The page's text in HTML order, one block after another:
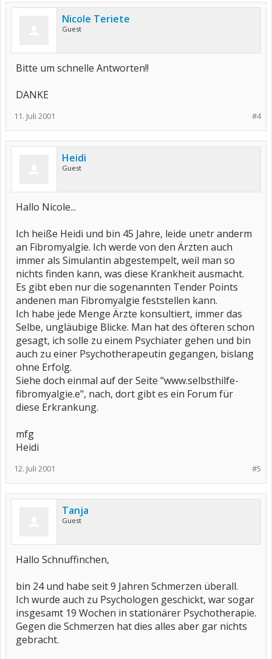
Nicole Teriete
Guest
Bitte um schnelle Antworten!!
DANKE
#4
11. Juli 2001
Heidi
Guest
Hallo Nicole...
Ich heiße Heidi und bin 45 Jahre, leide unetr anderm
an Fibromyalgie. Ich werde von den Ärzten auch
immer als Simulantin abgestempelt, weil man so
nichts finden kann, was diese Krankheit ausmacht.
Es gibt eben nur die sogenannten Tender Points
andenen man Fibromyalgie feststellen kann.
Ich habe jede Menge Ärzte konsultiert, immer das
Selbe, ungläubige Blicke. Man hat des öfteren schon
gesagt, ich solle zu einem Psychiater gehen und bin
auch zu einer Psychotherapeutin gegangen, bislang
ohne Erfolg.
Siehe doch einmal auf der Seite "www.selbsthilfe-
fibromyalgie.e", nach, dort gibt es ein Forum für
diese Erkrankung.
mfg
Heidi
#5
12. Juli 2001
Tanja
Guest
Hallo Schnuffinchen,
bin 24 und habe seit 9 Jahren Schmerzen überall.
Ich wurde auch zu Psychologen geschickt, war sogar
insgesamt 19 Wochen in stationärer Psychotherapie.
Gegen die Schmerzen hat dies alles aber gar nichts
gebracht.